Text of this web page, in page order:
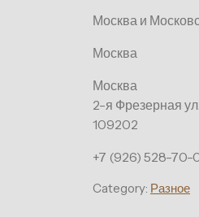
Москва и
Москва
Москва
2-я Фрезерная
109202
+7 (926) 528-70-
Category: Разное